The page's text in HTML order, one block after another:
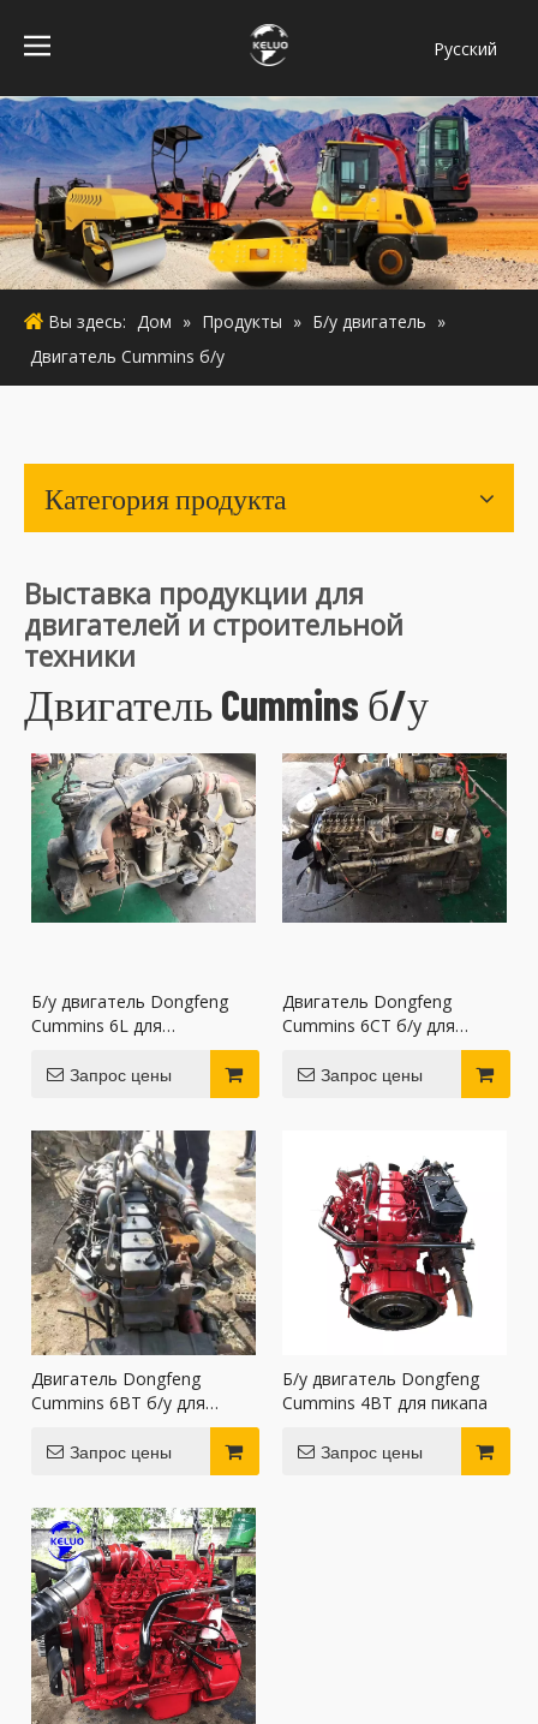
Pусский
Bahasa
indonesia
Türk dili
ไทย
Italiano
Deutsch
Português
Вы здесь: Дом » Продукты » Б/у двигатель »
Двигатель Cummins б/у
Категория продукта
Выставка продукции для
двигателей и строительной
техники
Двигатель Cummins б/у
Б/у двигатель Dongfeng
Cummins 6L для
Запрос цены
Двигатель Dongfeng
Cummins 6CT б/у для
Запрос цены
Двигатель Dongfeng
Cummins 6BT б/у для
Запрос цены
Б/у двигатель Dongfeng
Cummins 4BT для пикапа
Запрос цены